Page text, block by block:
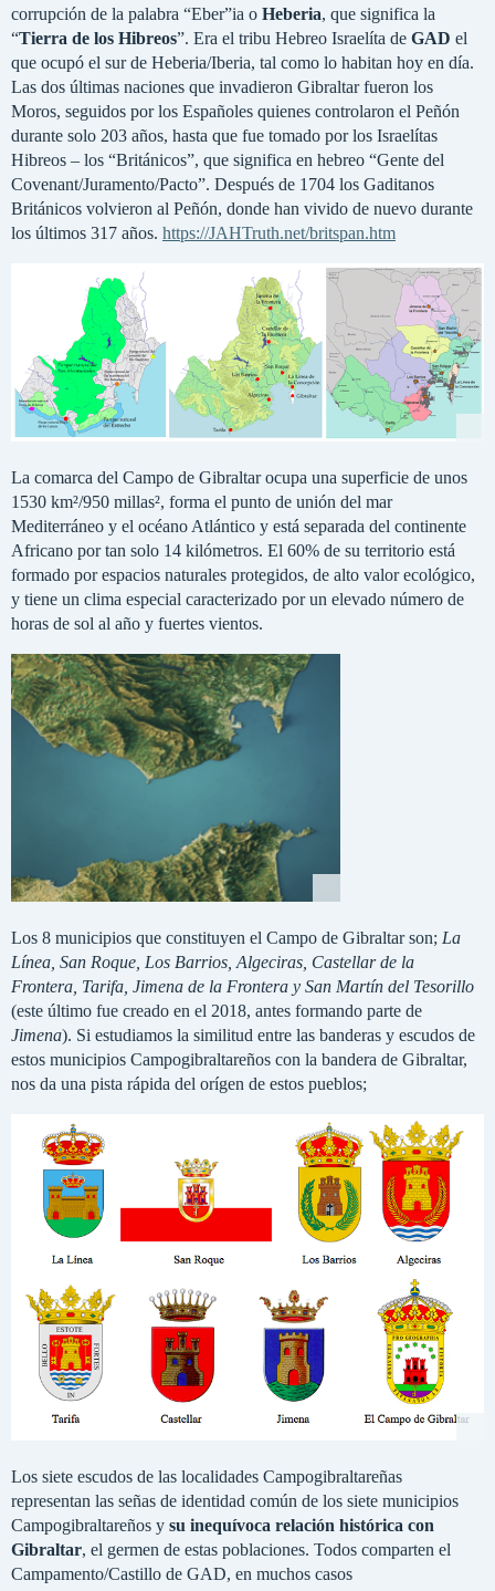
corrupción de la palabra “Eber”ia o Heberia, que significa la
“Tierra de los Hibreos”. Era el tribu Hebreo Israelíta de GAD el
que ocupó el sur de Heberia/Iberia, tal como lo habitan hoy en día.
Las dos últimas naciones que invadieron Gibraltar fueron los
Moros, seguidos por los Españoles quienes controlaron el Peñón
durante solo 203 años, hasta que fue tomado por los Israelítas
Hibreos – los “Británicos”, que significa en hebreo “Gente del
Covenant/Juramento/Pacto”. Después de 1704 los Gaditanos
Británicos volvieron al Peñón, donde han vivido de nuevo durante
los últimos 317 años. https://JAHTruth.net/britspan.htm
La comarca del Campo de Gibraltar ocupa una superficie de unos
1530 km²/950 millas², forma el punto de unión del mar
Mediterráneo y el océano Atlántico y está separada del continente
Africano por tan solo 14 kilómetros. El 60% de su territorio está
formado por espacios naturales protegidos, de alto valor ecológico,
y tiene un clima especial caracterizado por un elevado número de
horas de sol al año y fuertes vientos.
Los 8 municipios que constituyen el Campo de Gibraltar son; La
Línea, San Roque, Los Barrios, Algeciras, Castellar de la
Frontera, Tarifa, Jimena de la Frontera y San Martín del Tesorillo
(este último fue creado en el 2018, antes formando parte de
Jimena). Si estudiamos la similitud entre las banderas y escudos de
estos municipios Campogibraltareños con la bandera de Gibraltar,
nos da una pista rápida del orígen de estos pueblos;
Los siete escudos de las localidades Campogibraltareñas
representan las señas de identidad común de los siete municipios
Campogibraltareños y su inequívoca relación histórica con
Gibraltar, el germen de estas poblaciones. Todos comparten el
Campamento/Castillo de GAD, en muchos casos